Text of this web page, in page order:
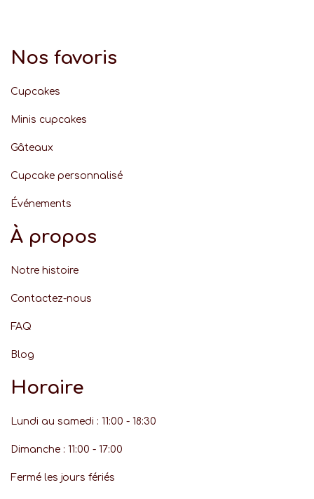
Nos favoris
Cupcakes
Minis cupcakes
Gâteaux
Cupcake personnalisé
Événements
À propos
Notre histoire
Contactez-nous
FAQ
Blog
Horaire
Lundi au samedi : 11:00 - 18:30
Dimanche : 11:00 - 17:00
Fermé les jours fériés